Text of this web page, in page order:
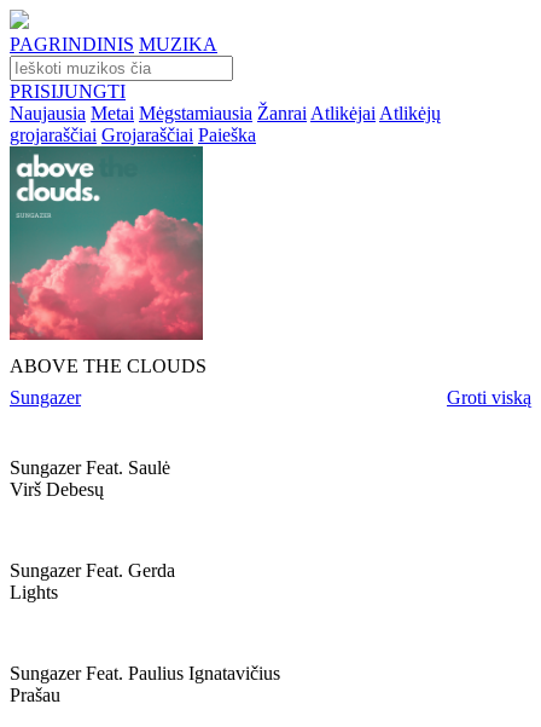
PAGRINDINIS MUZIKA
PRISIJUNGTI
Naujausia Metai Mėgstamiausia Žanrai Atlikėjai Atlikėjų
grojaraščiai Grojaraščiai Paieška
ABOVE THE CLOUDS
Sungazer
Groti viską
Sungazer Feat. Saulė
Virš Debesų
Sungazer Feat. Gerda
Lights
Sungazer Feat. Paulius Ignatavičius
Prašau